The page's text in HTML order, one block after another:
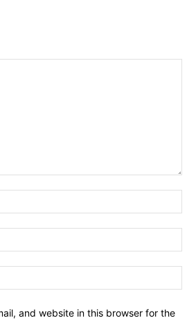
and website in this browser for the